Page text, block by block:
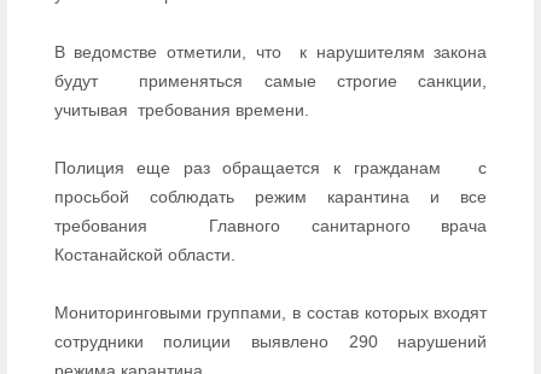
В ведомстве отметили, что
к нарушителям закона
будут
применяться самые строгие санкции,
учитывая требования времени.
Полиция еще раз обращается к гражданам
с
просьбой соблюдать режим карантина и все
требования
Главного санитарного врача
Костанайской области.
Мониторинговыми группами, в состав которых входят
сотрудники полиции выявлено 290 нарушений